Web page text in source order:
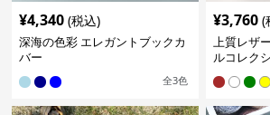
¥4,340 (税込)
深海の色彩 エレガントブックカ
バー
全3色
¥3,760 (
上質レザ
ルコレク